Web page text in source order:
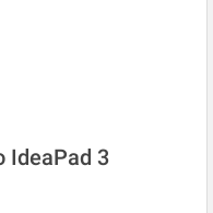
IdeaPad 3